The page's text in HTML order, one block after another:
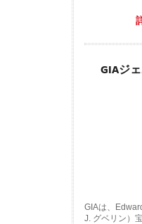
GIAジ
GIAは、
J. グベリン）